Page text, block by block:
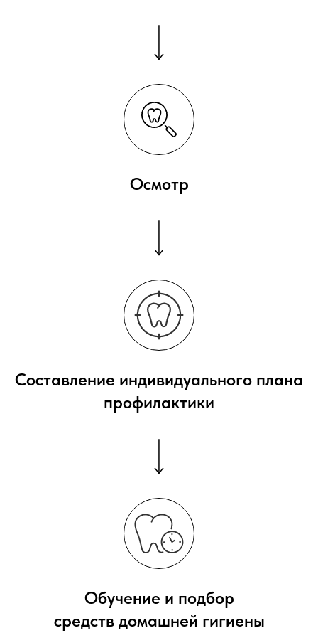
Осмотр
Составление индивидуального плана
профилактики
Обучение и подбор
средств домашней гигиены